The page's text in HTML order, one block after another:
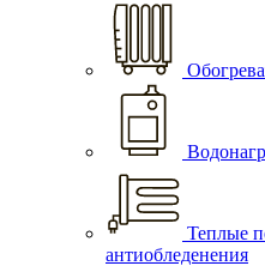
Теплые
антиобледенения